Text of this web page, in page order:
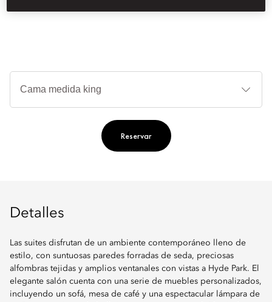
Reservar
Detalles
Las suites disfrutan de un ambiente contemporáneo lleno de
estilo, con suntuosas paredes forradas de seda, preciosas
alfombras tejidas y amplios ventanales con vistas a Hyde Park. El
elegante salón cuenta con una serie de muebles personalizados,
incluyendo un sofá, mesa de café y una espectacular lámpara de